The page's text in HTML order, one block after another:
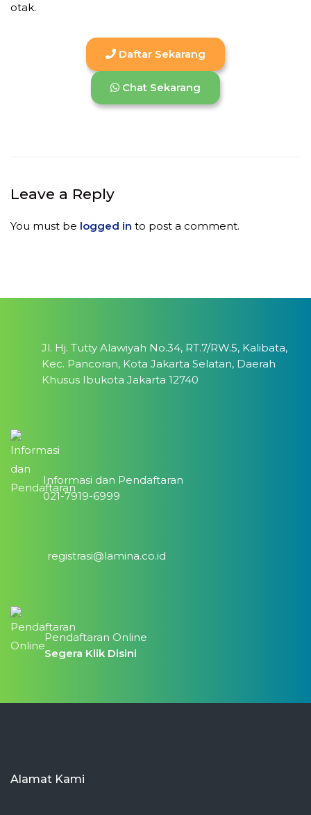
otak.
Daftar Sekarang
Chat Sekarang
Leave a Reply
You must be logged in to post a comment.
Jl. Hj. Tutty Alawiyah No.34, RT.7/RW.5, Kalibata,
Kec. Pancoran, Kota Jakarta Selatan, Daerah
Khusus Ibukota Jakarta 12740
Informasi dan Pendaftaran
021-7919-6999
registrasi@lamina.co.id
Pendaftaran Online
Segera Klik Disini
Alamat Kami